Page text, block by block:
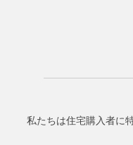
私たちは住宅購入者に